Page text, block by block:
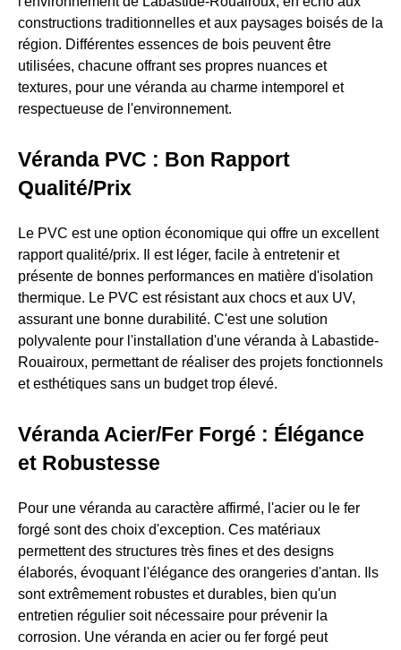
constructions traditionnelles et aux paysages boisés de la
région. Différentes essences de bois peuvent être
utilisées, chacune offrant ses propres nuances et
textures, pour une véranda au charme intemporel et
respectueuse de l'environnement.
Véranda PVC : Bon Rapport
Qualité/Prix
Le PVC est une option économique qui offre un excellent
rapport qualité/prix. Il est léger, facile à entretenir et
présente de bonnes performances en matière d'isolation
thermique. Le PVC est résistant aux chocs et aux UV,
assurant une bonne durabilité. C'est une solution
polyvalente pour l'installation d'une véranda à Labastide-
Rouairoux, permettant de réaliser des projets fonctionnels
et esthétiques sans un budget trop élevé.
Véranda Acier/Fer Forgé : Élégance
et Robustesse
Pour une véranda au caractère affirmé, l'acier ou le fer
forgé sont des choix d'exception. Ces matériaux
permettent des structures très fines et des designs
élaborés, évoquant l'élégance des orangeries d'antan. Ils
sont extrêmement robustes et durables, bien qu'un
entretien régulier soit nécessaire pour prévenir la
corrosion. Une véranda en acier ou fer forgé peut